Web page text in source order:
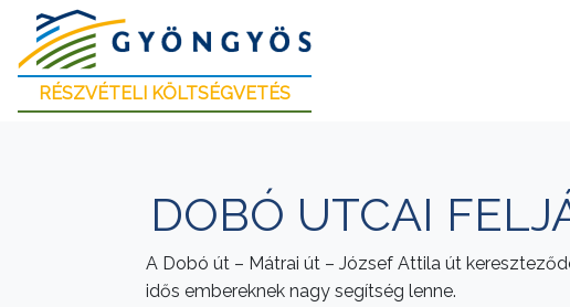
RÉSZVÉTELI KÖLTSÉGVETÉS
DOBÓ UTCAI
A Dobó út – Mátrai út – József Attila út
idős embereknek nagy segítség lenne.